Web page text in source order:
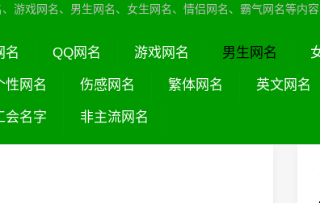
游戏网名、男生网名、女生网名、情侣网名、霸气网名等内容
名 QQ网名 游戏网名 男生网名
性网名 伤感网名 繁体网名 英文网名
会名字 非主流网名